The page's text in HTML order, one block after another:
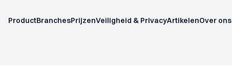
ProductBranchesPrijzenVeiligheid & PrivacyArtikelenOver ons